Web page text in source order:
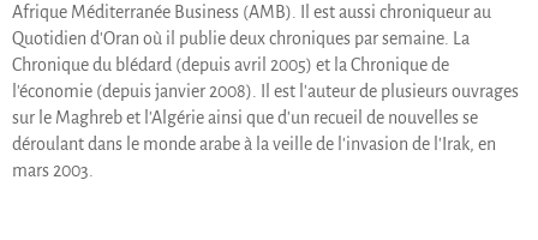
Afrique Méditerranée Business (AMB). Il est aussi chroniqueur au
Quotidien d'Oran où il publie deux chroniques par semaine. La
Chronique du blédard (depuis avril 2005) et la Chronique de
l'économie (depuis janvier 2008). Il est l'auteur de plusieurs ouvrages
sur le Maghreb et l'Algérie ainsi que d'un recueil de nouvelles se
déroulant dans le monde arabe à la veille de l'invasion de l'Irak, en
mars 2003.